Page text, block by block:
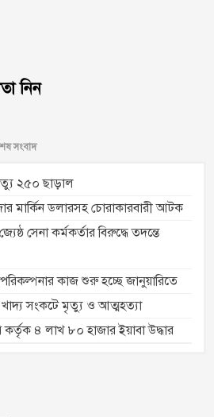
নিন
সংবাদ
২৫০ ছাড়াল
মার্কিন ডলারসহ চোরাকারবারী আটক
সেনা কর্মকর্তার বিরুদ্ধে তদন্তে
কাজ শুরু হচ্ছে জানুয়ারিতে
খাদ্য সংকটে মৃত্যু ও আত্মহত্যা
কর্তৃক ৪ লাখ ৮০ হাজার ইয়াবা উদ্ধার